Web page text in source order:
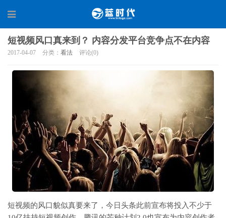
短视频风口真来到？ 内容分发平台竞争点不在内容
2017-04-07 分类： 看法 评论(0)
短视频的风口貌似真要来了，今日头条此前宣布将投入不少于